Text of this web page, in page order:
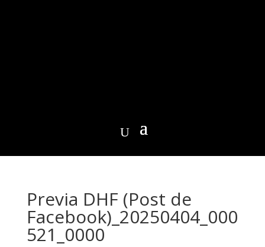
Previa DHF (Post de
Facebook)_20250404_000
521_0000